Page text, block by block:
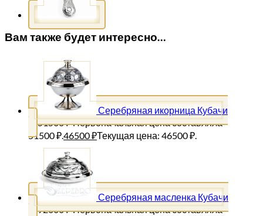
Вам также будет интересно…
Серебряная икорница Кубачи
51500₽Первоначальная цена составляла
51500 ₽.46500₽Текущая цена: 46500 ₽.
Серебряная масленка Кубачи
92000₽Первоначальная цена составляла